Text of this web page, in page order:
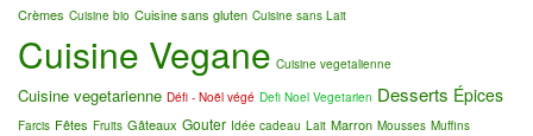
Crèmes Cuisine bio Cuisine sans gluten Cuisine sans Lait
Cuisine Vegane Cuisine vegetalienne
Cuisine vegetarienne Défi - Noël végé Defi Noel Vegetarien Desserts Épices
Farcis Fêtes Fruits Gâteaux Gouter Idée cadeau Lait Marron Mousses Muffins